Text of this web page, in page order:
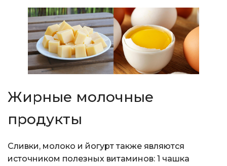
Жирные молочные
продукты
Сливки, молоко и йогурт также являются
источником полезных витаминов: 1 чашка